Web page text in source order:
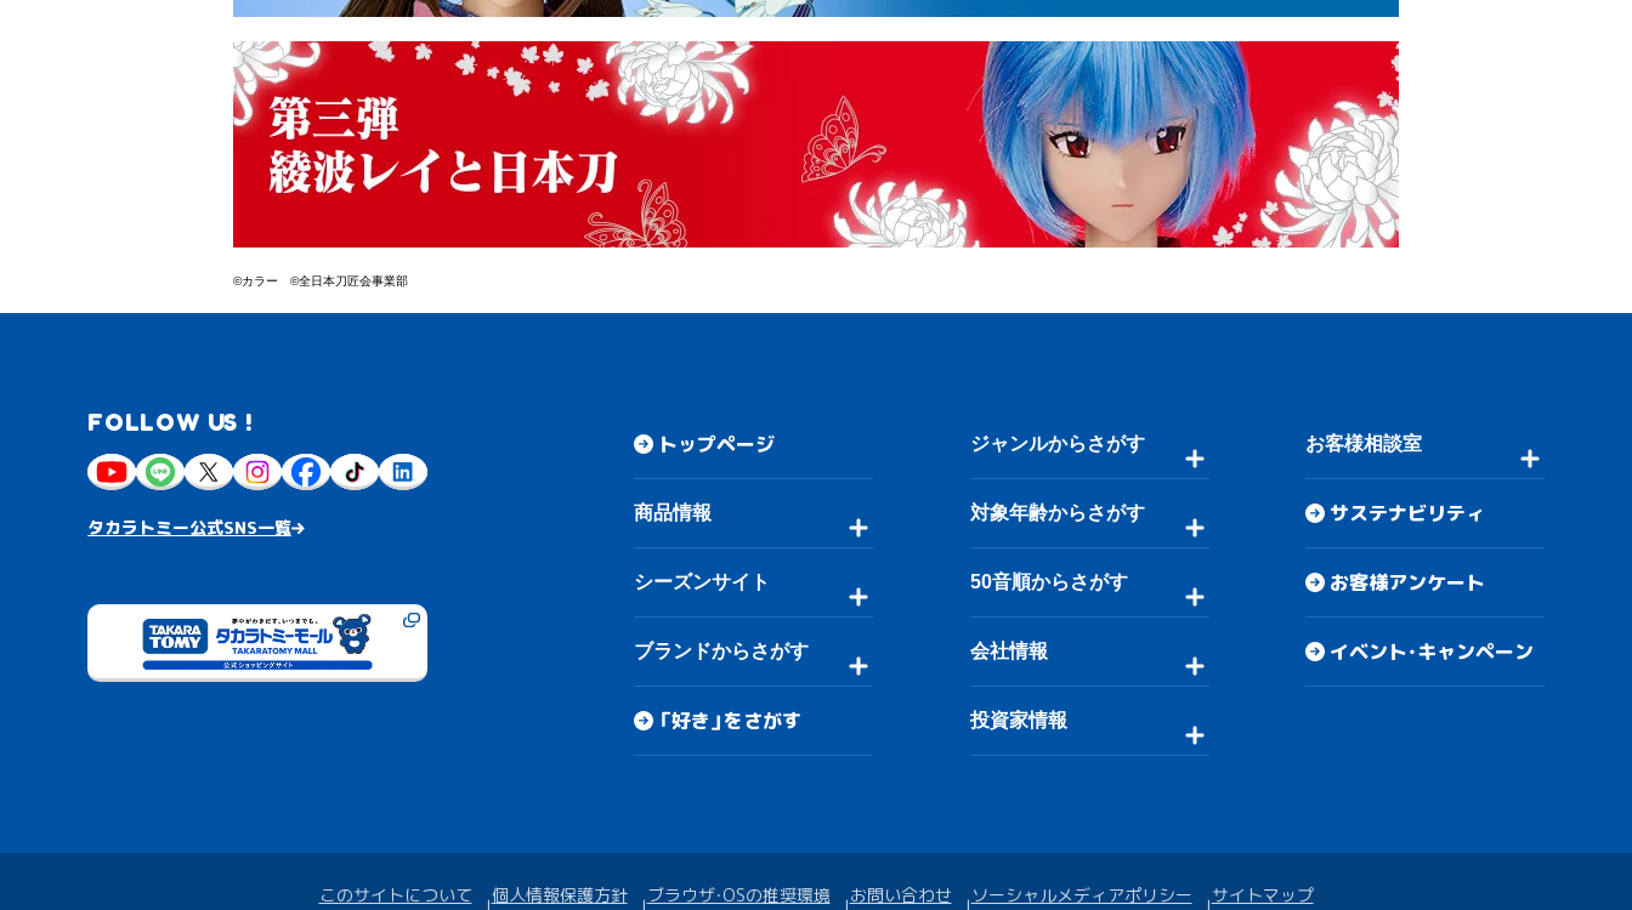
©カラー ©全日本刀匠会事業部
FOLLOW US !
タカラトミー公式SNS一覧
トップページ
商品情報
シーズンサイト
ブランドからさがす
「好き」をさがす
ジャンルからさがす
対象年齢からさがす
50音順からさがす
会社情報
投資家情報
お客様相談室
サステナビリティ
お客様アンケート
イベント・キャンペーン
このサイトについて 個人情報保護方針 ブラウザ・OSの推奨環境 お問い合わせ ソーシャルメディアポリシー サイトマップ